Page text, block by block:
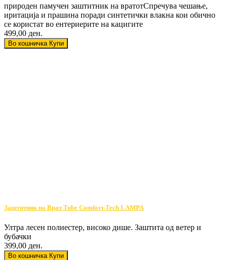
природен памучен заштитник на вратотСпречува чешање,
иритација и прашина поради синтетички влакна кои обично
се користат во ентериерите на кацигите
499,00 ден.
Во кошничка Купи
Заштитник на Врат Tube Comfort-Tech LAMPA
Ултра лесен полиестер, високо дише. Заштита од ветер и
бубачки
399,00 ден.
Во кошничка Купи